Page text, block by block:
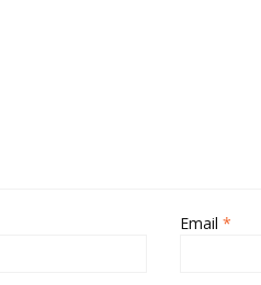
Email *